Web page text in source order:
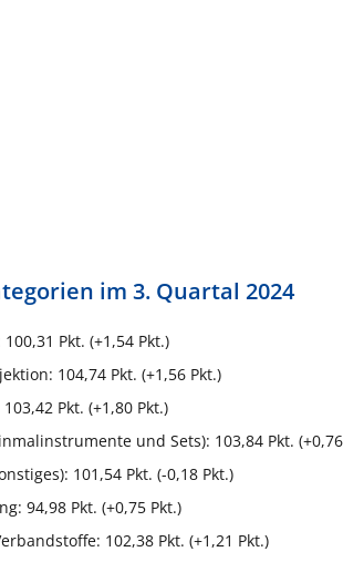
im 3. Quartal 2024
Pkt. (+1,54 Pkt.)
104,74 Pkt. (+1,56 Pkt.)
Pkt. (+1,80 Pkt.)
und Sets): 103,84 Pkt.
101,54 Pkt. (-0,18 Pkt.)
94,98 Pkt. (+0,75 Pkt.)
102,38 Pkt. (+1,21 Pkt.)